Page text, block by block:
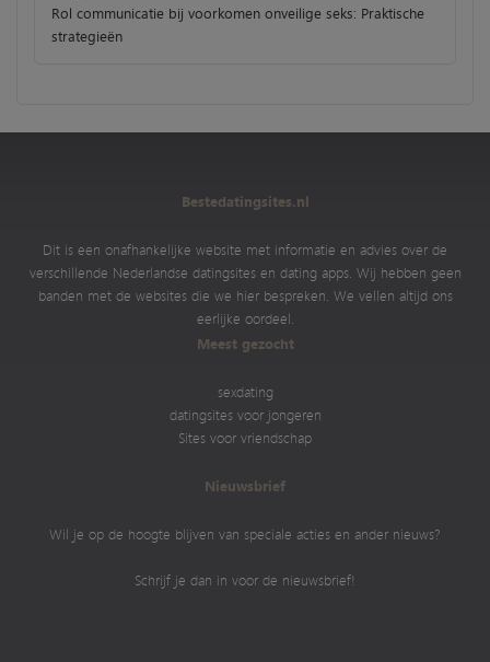
Rol communicatie bij voorkomen onveilige seks: Praktische
strategieën
Bestedatingsites.nl
Dit is een onafhankelijke website met informatie en advies over de
verschillende Nederlandse datingsites en dating apps. Wij hebben geen
banden met de websites die we hier bespreken. We vellen altijd ons
eerlijke oordeel.
Meest gezocht
sexdating
datingsites voor jongeren
Sites voor vriendschap
Nieuwsbrief
Wil je op de hoogte blijven van speciale acties en ander nieuws?
Schrijf je dan in voor de nieuwsbrief!